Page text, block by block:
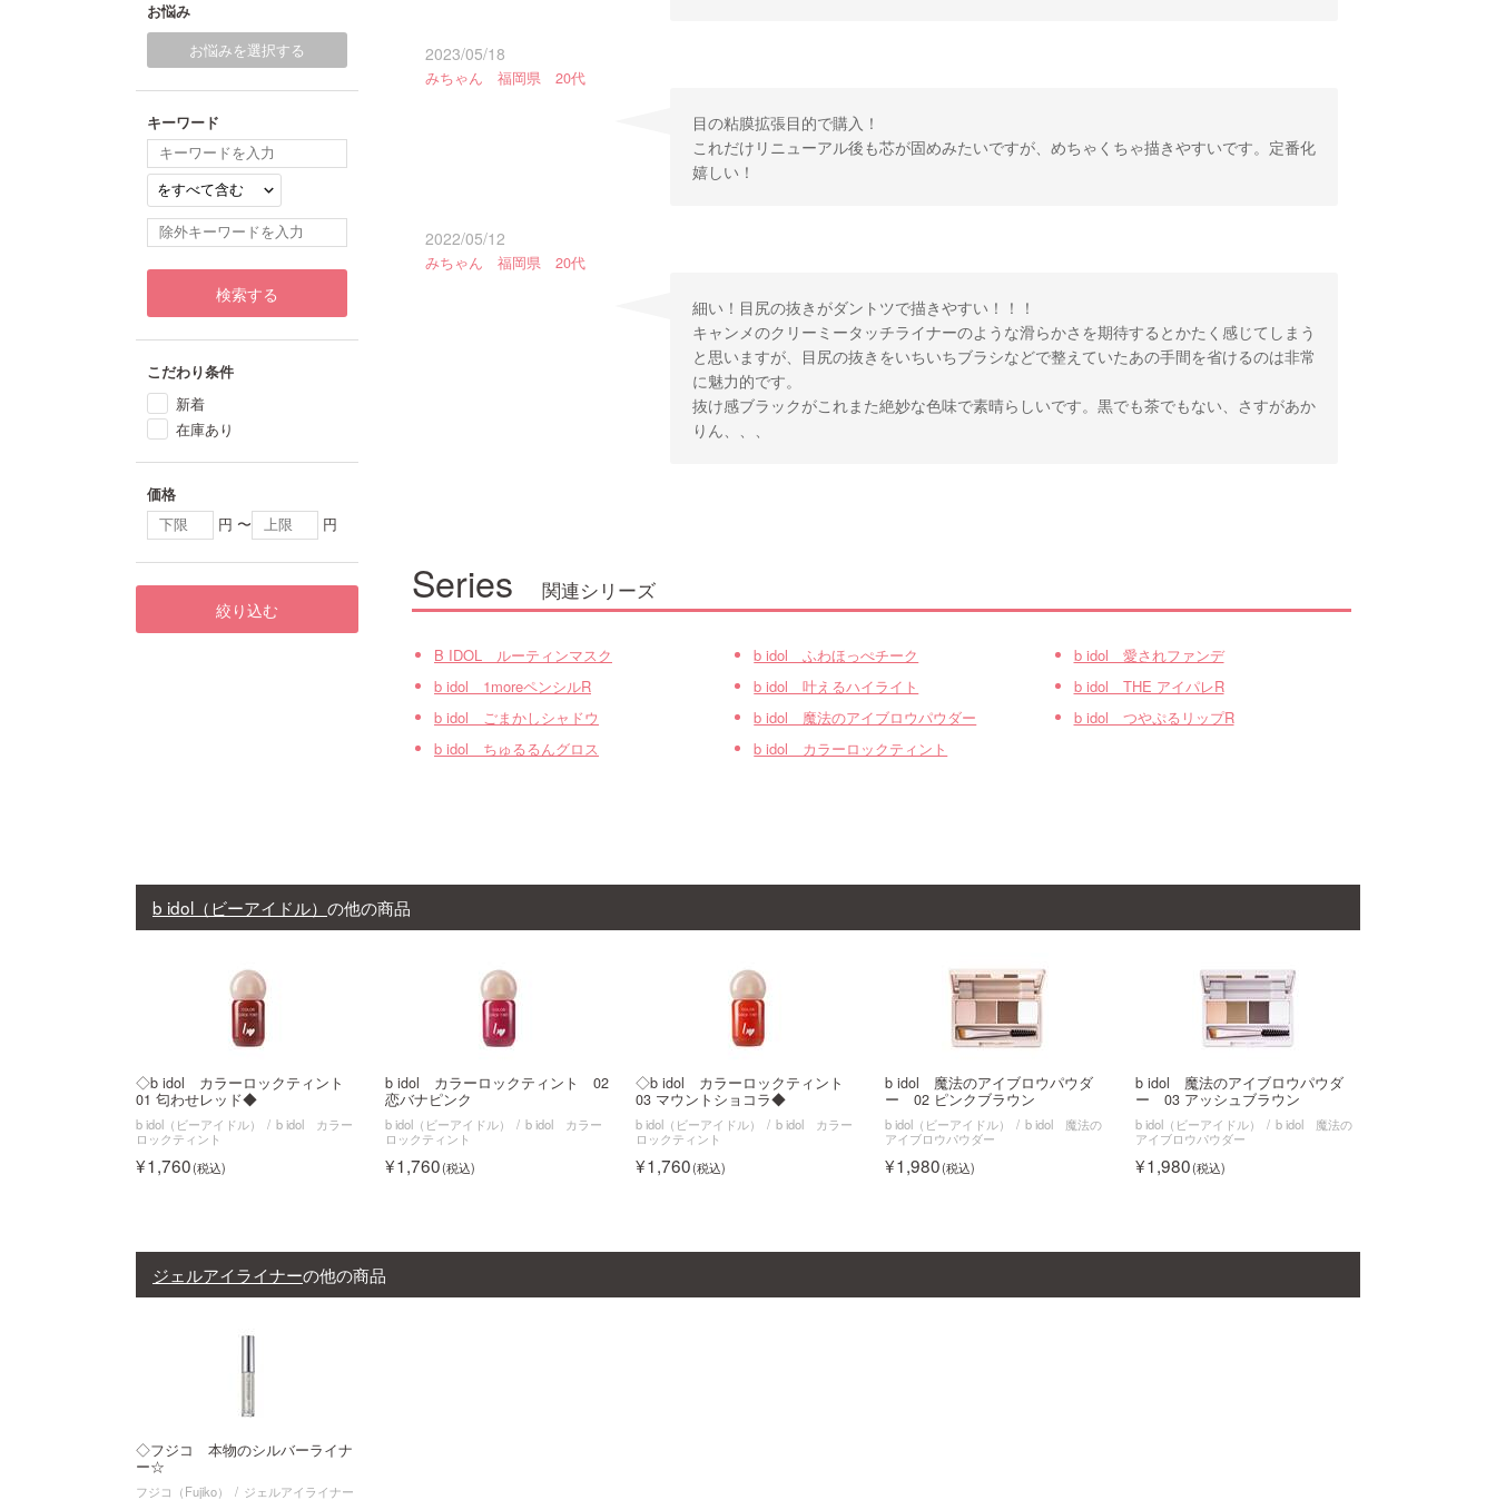
2023/05/18
みちゃん 福岡県 20代
目の粘膜拡張目的で購入！
これだけリニューアル後も芯が固めみたいですが、めちゃくちゃ描きやすいです。定番化
嬉しい！
2022/05/12
みちゃん 福岡県 20代
細い！目尻の抜きがダントツで描きやすい！！！
キャンメのクリーミータッチライナーのような滑らかさを期待するとかたく感じてしまう
と思いますが、目尻の抜きをいちいちブラシなどで整えていたあの手間を省けるのは非常
に魅力的です。
抜け感ブラックがこれまた絶妙な色味で素晴らしいです。黒でも茶でもない、さすがあか
りん、、、
Series 関連シリーズ
B IDOL ルーティンマスク b idol ふわほっぺチーク
b idol 愛されファンデ
b idol 1moreペンシルR
b idol 叶えるハイライト
b idol THE アイパレR
b idol ごまかしシャドウ
b idol 魔法のアイブロウパウダー
b idol つやぷるリップR
b idol ちゅるるんグロス
b idol カラーロックティント
お悩み
お悩みを選択する
キーワード
検索する
こだわり条件
新着
在庫あり
価格
円 〜 円
絞り込む
b idol（ビーアイドル） の他の商品
◇b idol カラーロックティント
01 匂わせレッド◆
b idol（ビーアイドル）
b idol カラー
ロックティント
1,760
b idol カラーロックティント 02
恋バナピンク
b idol（ビーアイドル）
b idol カラー
ロックティント
1,760
◇b idol カラーロックティント
03 マウントショコラ◆
b idol（ビーアイドル）
b idol カラー
ロックティント
1,760
b idol 魔法のアイブロウパウダ
ー 02 ピンクブラウン
b idol（ビーアイドル）
b idol 魔法の
アイブロウパウダー
1,980
b idol 魔法のアイブロウパウダ
ー 03 アッシュブラウン
b idol（ビーアイドル）
b idol 魔法の
アイブロウパウダー
1,980
ジェルアイライナーの他の商品
◇フジコ 本物のシルバーライナ
ー☆
フジコ（Fujiko） ジェルアイライナー